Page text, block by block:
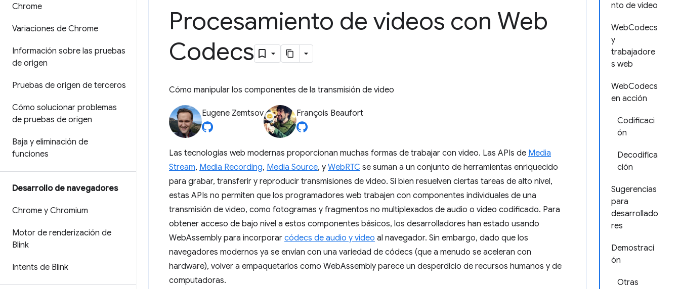
Chrome
Variaciones de Chrome
Información sobre las pruebas
de origen
Pruebas de origen de terceros
Cómo solucionar problemas
de pruebas de origen
Baja y eliminación de
funciones
Desarrollo de navegadores
Chrome y Chromium
Motor de renderización de
Blink
Intents de Blink
nto de video
WebCodecs
y
trabajadore
s web
WebCodecs
en acción
Codificaci
ón
Decodifica
ción
Sugerencias
para
desarrollado
res
Demostraci
ón
Otras
Procesamiento de videos con Web
Codecs
Cómo manipular los componentes de la transmisión de video
Eugene Zemtsov François Beaufort
Las tecnologías web modernas proporcionan muchas formas de trabajar con video. Las APIs de Media
Stream, Media Recording, Media Source, y WebRTC se suman a un conjunto de herramientas enriquecido
para grabar, transferir y reproducir transmisiones de video. Si bien resuelven ciertas tareas de alto nivel,
estas APIs no permiten que los programadores web trabajen con componentes individuales de una
transmisión de video, como fotogramas y fragmentos no multiplexados de audio o video codificado. Para
obtener acceso de bajo nivel a estos componentes básicos, los desarrolladores han estado usando
WebAssembly para incorporar códecs de audio y video al navegador. Sin embargo, dado que los
navegadores modernos ya se envían con una variedad de códecs (que a menudo se aceleran con
hardware), volver a empaquetarlos como WebAssembly parece un desperdicio de recursos humanos y de
computadoras.